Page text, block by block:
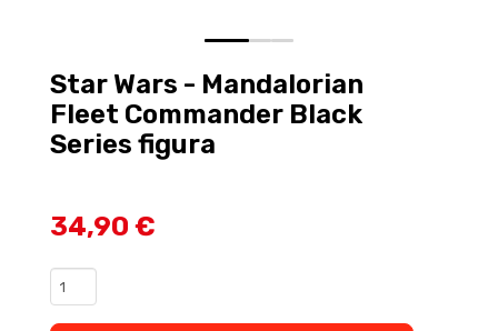
0 1 2
Star Wars - Mandalorian
Fleet Commander Black
Series figura
34,90 €
-